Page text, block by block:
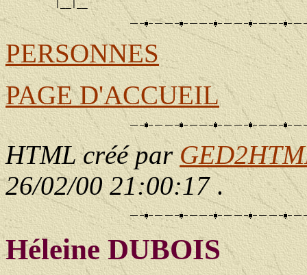
PERSONNES
PAGE D'ACCUEIL
HTML créé par
26/02/00 21:00:17.
Héleine DUBOIS